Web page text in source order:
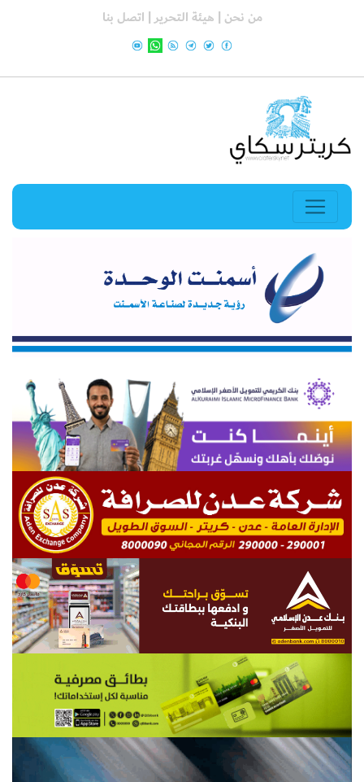
من نحن | هيئة التحرير | اتصل بنا